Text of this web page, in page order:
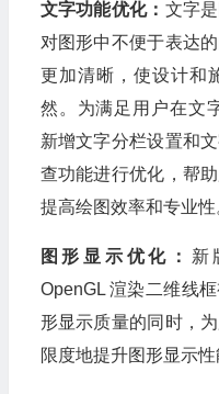
文字功能优化： 文字
对图形中不便于表达
更加清晰，使设计和
然。为满足用户在文
新增文字分栏设置和
查功能进行优化，帮
提高绘图效率和专业性
图形显示优化： 新
OpenGL 渲染二维线
形显示质量的同时，
限度地提升图形显示